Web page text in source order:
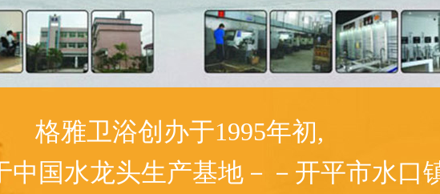
格雅卫浴创办于1995年初,
中国水龙头生产基地－－开平市水口